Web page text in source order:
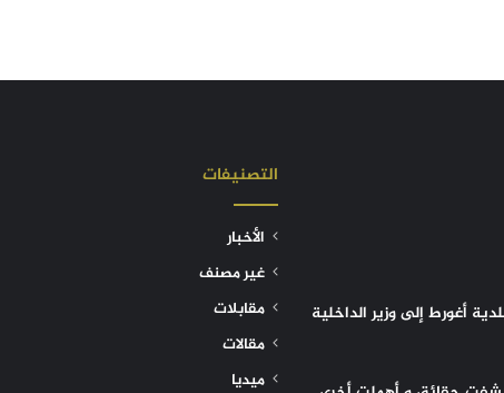
أغورط إلى وزير الداخلية
التصنيفات
الأخبار
غير مصنف
مقابلات
مقالات
ميديا